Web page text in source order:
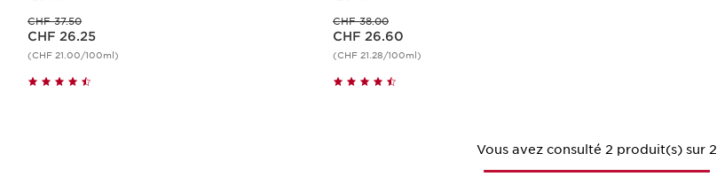
CHF 37.50
Nouveau prix CHF 26.25
CHF 26.25
(CHF 21.00/100ml)
CHF 38.00
Nouveau prix CHF 26.60
CHF 26.60
(CHF 21.28/100ml)
Vous avez consulté 2 produit(s) sur 2